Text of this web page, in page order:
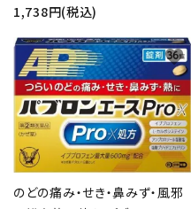
1,738円(税込)
のどの痛み・せき・鼻みず・風邪
favorite